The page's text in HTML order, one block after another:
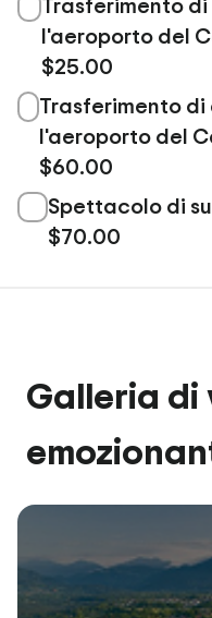
l'aeroporto del
$25.00
Trasferimento
l'aeroporto del
$60.00
Spettacolo di
$70.00
Galleria di